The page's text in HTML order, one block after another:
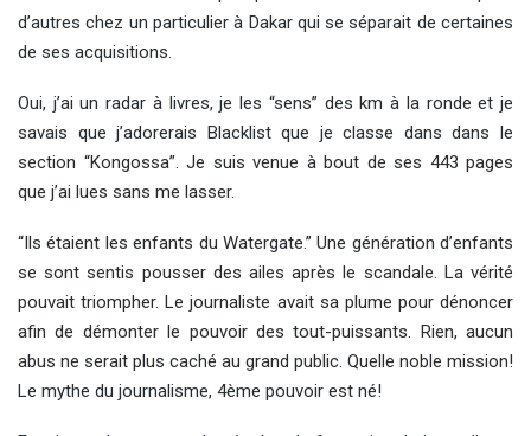
d’autres chez un particulier à Dakar qui se séparait de certaines
de ses acquisitions.
Oui, j’ai un radar à livres, je les “sens” des km à la ronde et je
savais que j’adorerais Blacklist que je classe dans dans le
section “Kongossa”. Je suis venue à bout de ses 443 pages
que j’ai lues sans me lasser.
“Ils étaient les enfants du Watergate.” Une génération d’enfants
se sont sentis pousser des ailes après le scandale. La vérité
pouvait triompher. Le journaliste avait sa plume pour dénoncer
afin de démonter le pouvoir des tout-puissants. Rien, aucun
abus ne serait plus caché au grand public. Quelle noble mission!
Le mythe du journalisme, 4ème pouvoir est né!